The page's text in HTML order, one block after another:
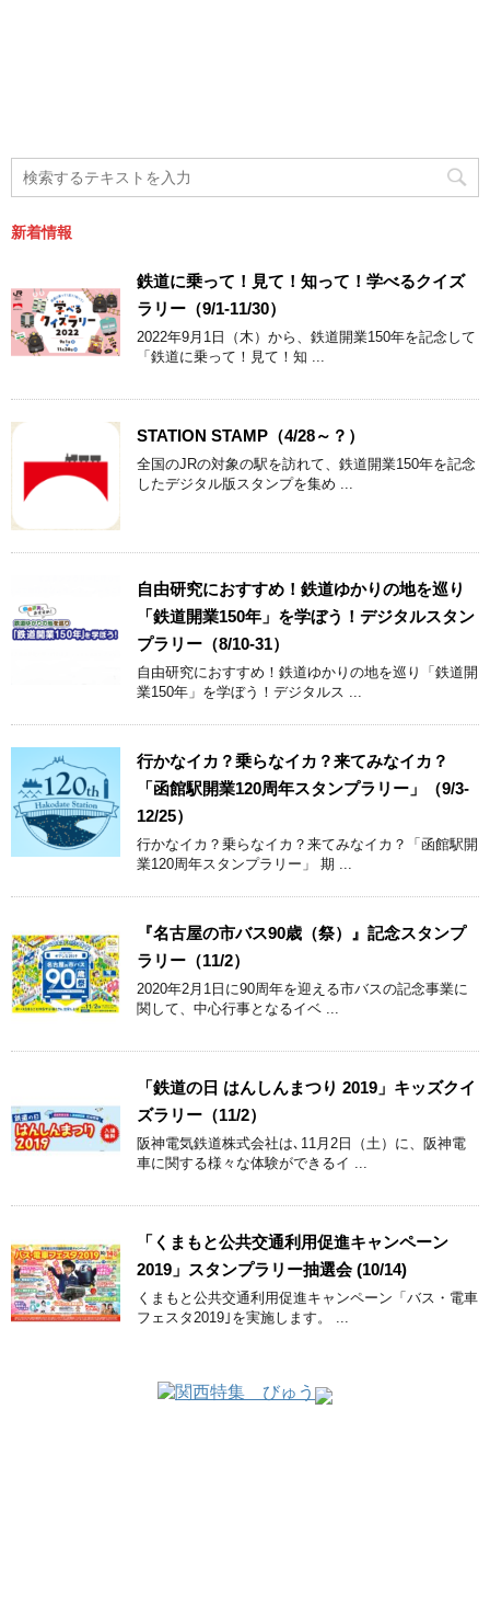
新着情報
鉄道に乗って！見て！知って！学べるクイズ
ラリー（9/1-11/30）
2022年9月1日（木）から、鉄道開業150年を記念して
「鉄道に乗って！見て！知 ...
STATION STAMP（4/28～？）
全国のJRの対象の駅を訪れて、鉄道開業150年を記念
したデジタル版スタンプを集め ...
自由研究におすすめ！鉄道ゆかりの地を巡り
「鉄道開業150年」を学ぼう！デジタルスタン
プラリー（8/10-31）
自由研究におすすめ！鉄道ゆかりの地を巡り「鉄道開
業150年」を学ぼう！デジタルス ...
行かなイカ？乗らなイカ？来てみなイカ？
「函館駅開業120周年スタンプラリー」（9/3-
12/25）
行かなイカ？乗らなイカ？来てみなイカ？「函館駅開
業120周年スタンプラリー」 期 ...
『名古屋の市バス90歳（祭）』記念スタンプ
ラリー（11/2）
2020年2月1日に90周年を迎える市バスの記念事業に
関して、中心行事となるイベ ...
「鉄道の日 はんしんまつり 2019」キッズクイ
ズラリー（11/2）
阪神電気鉄道株式会社は､11月2日（土）に、阪神電
車に関する様々な体験ができるイ ...
「くまもと公共交通利用促進キャンペーン
2019」スタンプラリー抽選会 (10/14)
くまもと公共交通利用促進キャンペーン「バス・電車
フェスタ2019｣を実施します。 ...